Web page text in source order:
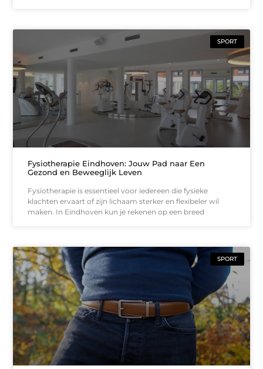
SPORT
Fysiotherapie Eindhoven: Jouw Pad naar Een
Gezond en Beweeglijk Leven
Fysiotherapie is essentieel voor iedereen die fysieke
klachten ervaart of zijn lichaam sterker en flexibeler wil
maken. In Eindhoven kun je rekenen op een breed
SPORT